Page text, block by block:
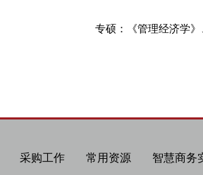
专硕：《管理经济学
采购工作 常用资源 智慧商务